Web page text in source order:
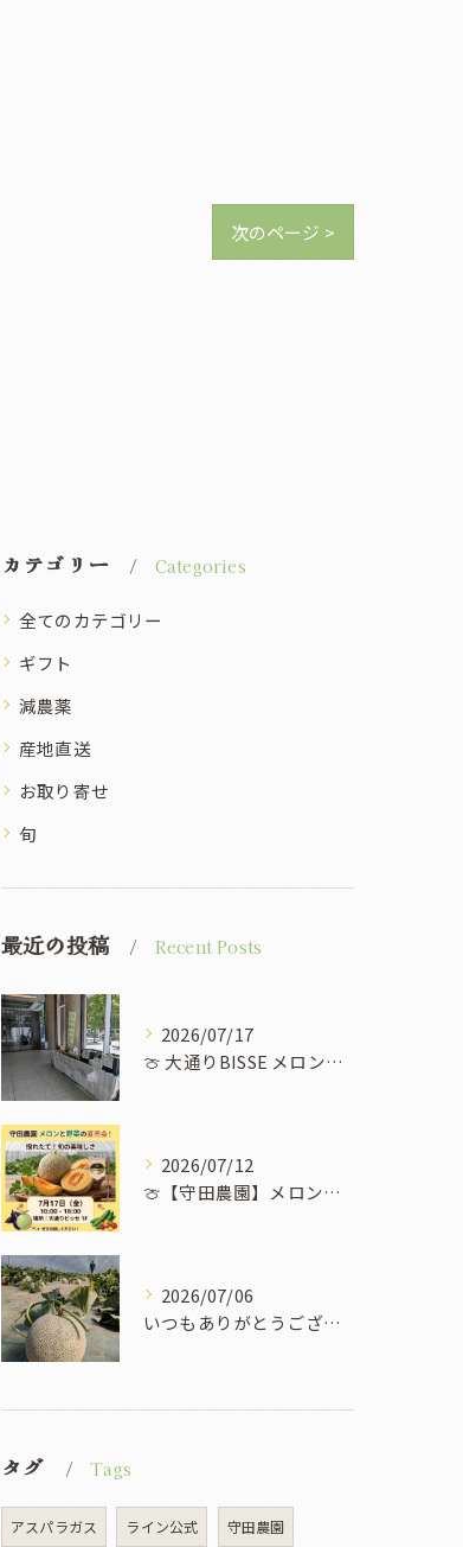
次のページ >
カテゴリー Categories
全てのカテゴリー
ギフト
減農薬
産地直送
お取り寄せ
旬
最近の投稿 Recent Posts
2026/07/17
​🍈 大通りBISSE メロン販売会のお知らせ 🍈
2026/07/12
🍈【守田農園】メロンと野菜の直売イベント開催！✨🌽
2026/07/06
いつもありがとうございます！
タグ Tags
アスパラガス ライン公式 守田農園